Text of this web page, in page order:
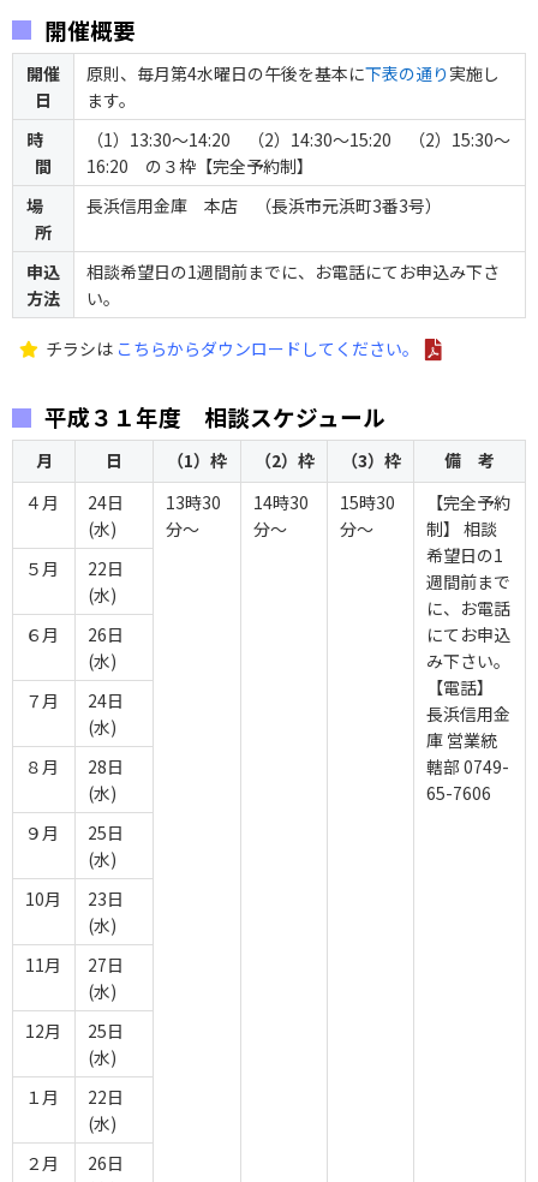
開催概要
開催
日
原則、毎月第4水曜日の午後を基本に下表の通り実施し
ます。
時
間
（1）13:30～14:20 （2）14:30～15:20 （2）15:30～
16:20 の３枠【完全予約制】
場
所
長浜信用金庫 本店 （長浜市元浜町3番3号）
申込
方法
相談希望日の1週間前までに、お電話にてお申込み下さ
い。
チラシは こちらからダウンロードしてください。
平成３１年度 相談スケジュール
月 日 （1）枠 （2）枠 （3）枠
備 考
４月
24日
(水)
13時30
分～
14時30
分～
15時30
分～
【完全予約
制】 相談
希望日の1
週間前まで
に、お電話
にてお申込
み下さい。
【電話】
長浜信用金
庫 営業統
轄部 0749-
65-7606
５月
22日
(水)
６月
26日
(水)
７月
24日
(水)
８月
28日
(水)
９月
25日
(水)
10月
23日
(水)
11月
27日
(水)
12月
25日
(水)
１月
22日
(水)
２月
26日